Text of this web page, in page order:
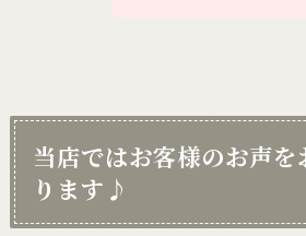
当店ではお客様のお声
ります♪